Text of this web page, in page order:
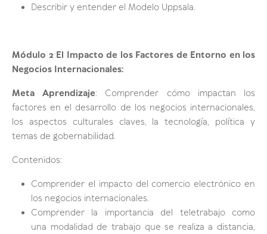
Describir y entender el Modelo Uppsala.
Módulo 2 El Impacto de los Factores de Entorno en los
Negocios Internacionales:
Meta Aprendizaje: Comprender cómo impactan los
factores en el desarrollo de los negocios internacionales,
los aspectos culturales claves, la tecnología, política y
temas de gobernabilidad.
Contenidos:
Comprender el impacto del comercio electrónico en
los negocios internacionales.
Comprender la importancia del teletrabajo como
una modalidad de trabajo que se realiza a distancia,